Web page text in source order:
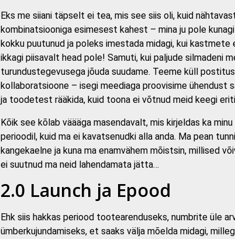
Eks me siiani täpselt ei tea, mis see siis oli, kuid
kombinatsiooniga esimesest kahest – mina ju pole
kokku puutunud ja poleks imestada midagi, kui
ikkagi piisavalt head pole! Samuti, kui paljude silmadeni
turundustegevusega jõuda suudame. Teeme küll
kollaboratsioone – isegi meediaga proovisime ühendust
ja toodetest rääkida, kuid toona ei võtnud meid keegi
Kõik see kõlab väääga masendavalt, mis kirjeldas ka
perioodil, kuid ma ei kavatsenudki alla anda. Ma pean
kangekaelne ja kuna ma enamvähem mõistsin, millised
ei suutnud ma neid lahendamata jätta…
2.0 Launch ja Epood
Ehk siis hakkas periood tootearenduseks, numbrite üle
ümberkujundamiseks, et saaks välja mõelda midagi,